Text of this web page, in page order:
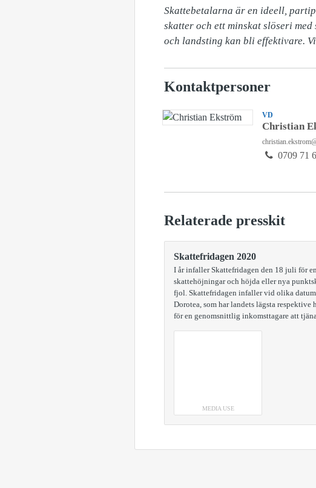
Skattebetalarna är en ideell,
skatter och ett minskat slöseri
och landsting kan bli effektivare.
Kontaktpersoner
VD
Christian
0709 71
Relaterade presskit
Skattefridagen 2020
I år infaller Skattefridagen den 18 juli för
skattehöjningar och höjda eller nya
fjol. Skattefridagen infaller vid olika
Dorotea, som har landets lägsta
för en genomsnittlig inkomsttagare att
MEDIA USE